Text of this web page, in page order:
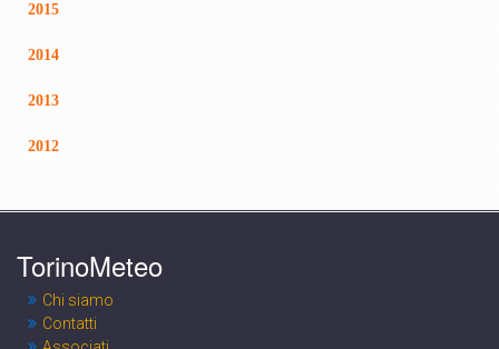
2015
2014
2013
2012
TorinoMeteo
Chi siamo
Contatti